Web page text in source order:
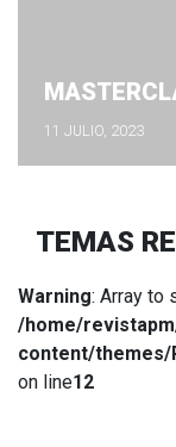
11 JULIO, 2023
TEMAS
Warning: Array to
/home/
content/themes/
on line12